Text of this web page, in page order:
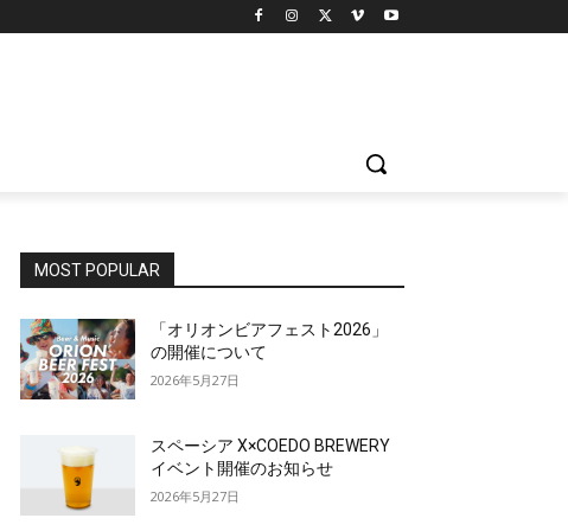
MOST POPULAR
「オリオンビアフェスト2026」
の開催について
2026年5月27日
スペーシア X×COEDO BREWERY
イベント開催のお知らせ
2026年5月27日